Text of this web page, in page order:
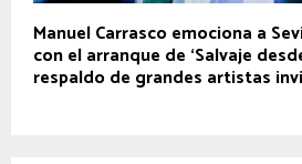
Manuel Carrasco emociona a
con el arranque de ‘Salvaje
respaldo de grandes artistas